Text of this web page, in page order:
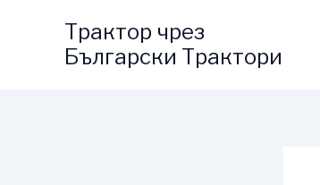
Трактор чрез
Български Трактори